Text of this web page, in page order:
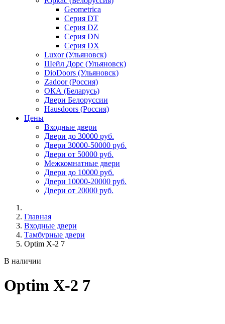
Geometrica
Серия DT
Серия DZ
Серия DN
Серия DX
Luxor (Ульяновск)
Шейл Дорс (Ульяновск)
DioDoors (Ульяновск)
Zadoor (Россия)
ОКА (Беларусь)
Двери Белоруссии
Hausdoors (Россия)
Цены
Входные двери
Двери до 30000 руб.
Двери 30000-50000 руб.
Двери от 50000 руб.
Межкомнатные двери
Двери до 10000 руб.
Двери 10000-20000 руб.
Двери от 20000 руб.
Главная
Входные двери
Тамбурные двери
Optim X-2 7
В наличии
Optim X-2 7